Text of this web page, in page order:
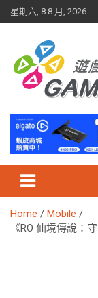
Skip
to
星期六, 8 8 月, 2026
Home
Mobile
《RO 仙境傳說：